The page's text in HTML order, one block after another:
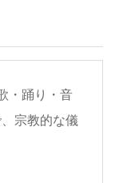
・踊り・音
宗教的な儀